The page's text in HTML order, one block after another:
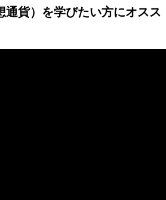
通貨）を学びたい方にオスス